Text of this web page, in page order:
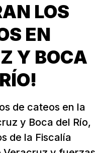
LOS
EN
Y BOCA
de cateos en la
y Boca del Río,
de la Fiscalía